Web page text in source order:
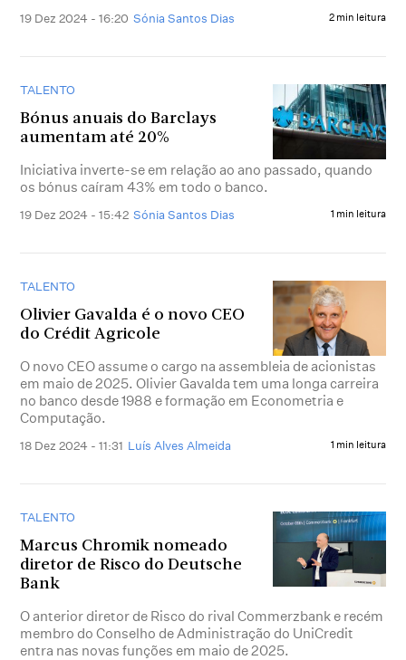
19 Dez 2024 - 16:20 Sónia Santos Dias 2 min leitura
TALENTO
Bónus anuais do Barclays
aumentam até 20%
Iniciativa inverte-se em relação ao ano passado, quando
os bónus caíram 43% em todo o banco.
19 Dez 2024 - 15:42 Sónia Santos Dias 1 min leitura
TALENTO
Olivier Gavalda é o novo CEO
do Crédit Agricole
O novo CEO assume o cargo na assembleia de acionistas
em maio de 2025. Olivier Gavalda tem uma longa carreira
no banco desde 1988 e formação em Econometria e
Computação.
18 Dez 2024 - 11:31 Luís Alves Almeida 1 min leitura
TALENTO
Marcus Chromik nomeado
diretor de Risco do Deutsche
Bank
O anterior diretor de Risco do rival Commerzbank e recém
membro do Conselho de Administração do UniCredit
entra nas novas funções em maio de 2025.